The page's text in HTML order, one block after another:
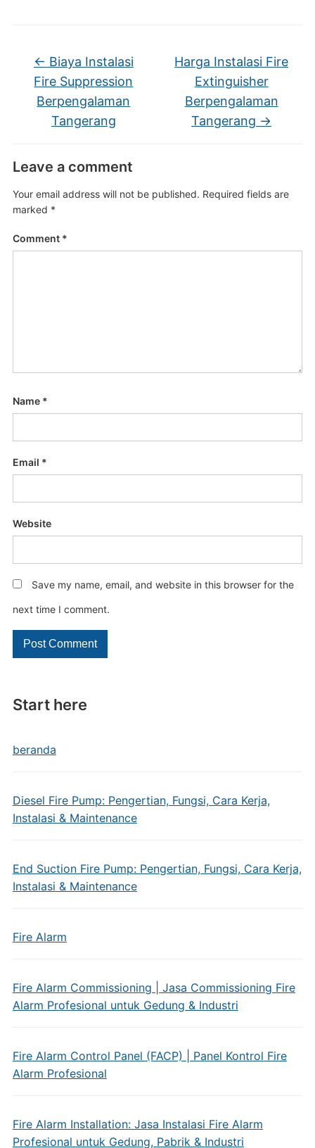
Start here
beranda
Diesel Fire Pump: Pengertian, Fungsi, Cara Kerja,
Instalasi & Maintenance
End Suction Fire Pump: Pengertian, Fungsi, Cara Kerja,
Instalasi & Maintenance
Fire Alarm
Fire Alarm Commissioning | Jasa Commissioning Fire
Alarm Profesional untuk Gedung & Industri
Fire Alarm Control Panel (FACP) | Panel Kontrol Fire
Alarm Profesional
Fire Alarm Installation: Jasa Instalasi Fire Alarm
Profesional untuk Gedung, Pabrik & Industri
← Biaya Instalasi
Fire Suppression
Berpengalaman
Tangerang
Harga Instalasi Fire
Extinguisher
Berpengalaman
Tangerang →
Leave a comment
Your email address will not be published. Required fields are
marked *
Comment *
Name *
Email *
Website
Save my name, email, and website in this browser for the
next time I comment.